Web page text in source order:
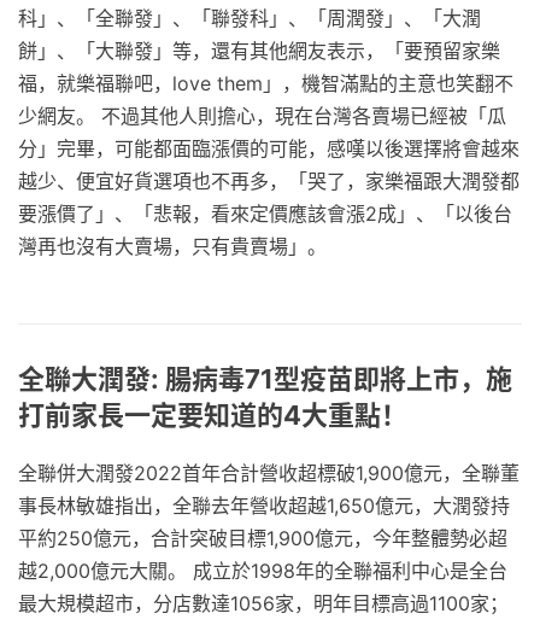
科」、「全聯發」、「聯發科」、「周潤發」、「大潤
餅」、「大聯發」等，還有其他網友表示，「要預留家樂
福，就樂福聯吧，love them」，機智滿點的主意也笑翻不
少網友。 不過其他人則擔心，現在台灣各賣場已經被「瓜
分」完畢，可能都面臨漲價的可能，感嘆以後選擇將會越來
越少、便宜好貨選項也不再多，「哭了，家樂福跟大潤發都
要漲價了」、「悲報，看來定價應該會漲2成」、「以後台
灣再也沒有大賣場，只有貴賣場」。
全聯大潤發: 腸病毒71型疫苗即將上市，施
打前家長一定要知道的4大重點！
全聯併大潤發2022首年合計營收超標破1,900億元，全聯董
事長林敏雄指出，全聯去年營收超越1,650億元，大潤發持
平約250億元，合計突破目標1,900億元，今年整體勢必超
越2,000億元大關。 成立於1998年的全聯福利中心是全台
最大規模超市，分店數達1056家，明年目標高過1100家；